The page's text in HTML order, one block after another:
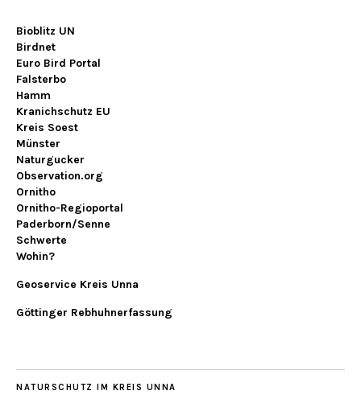
Bioblitz UN
Birdnet
Euro Bird Portal
Falsterbo
Hamm
Kranichschutz EU
Kreis Soest
Münster
Naturgucker
Observation.org
Ornitho
Ornitho-Regioportal
Paderborn/Senne
Schwerte
Wohin?
Geoservice Kreis Unna
Göttinger Rebhuhnerfassung
NATURSCHUTZ IM KREIS UNNA